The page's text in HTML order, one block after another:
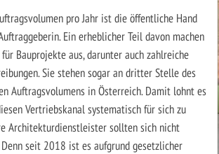
pro Jahr ist die öffentliche Hand
Ein erheblicher Teil davon machen
Bauprojekte aus, darunter auch zahlreiche
Sie stehen sogar an dritter Stelle des
Auftragsvolumens in Österreich. Damit lohnt es
Vertriebskanal systematisch für sich zu
Architekturdienstleister sollten sich nicht
Denn seit 2018 ist es aufgrund gesetzlicher